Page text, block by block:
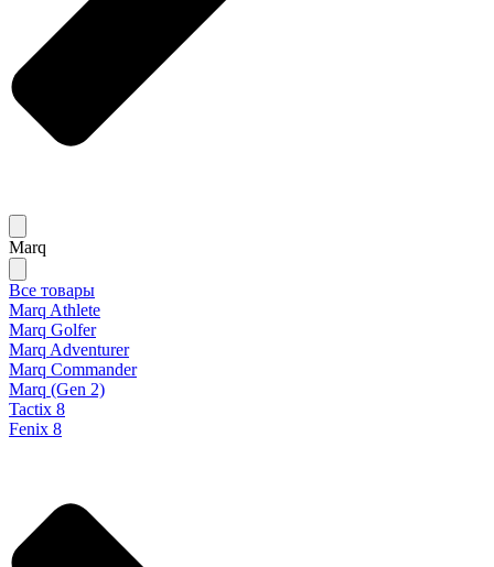
Marq
Все товары
Marq Athlete
Marq Golfer
Marq Adventurer
Marq Commander
Marq (Gen 2)
Tactix 8
Fenix 8